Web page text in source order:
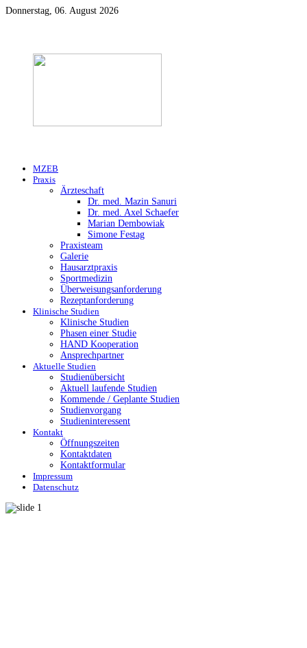
Donnerstag, 06. August 2026
MZEB
Praxis
Ärzteschaft
Dr. med. Mazin Sanuri
Dr. med. Axel Schaefer
Marian Dembowiak
Simone Festag
Praxisteam
Galerie
Hausarztpraxis
Sportmedizin
Überweisungsanforderung
Rezeptanforderung
Klinische Studien
Klinische Studien
Phasen einer Studie
HAND Kooperation
Ansprechpartner
Aktuelle Studien
Studienübersicht
Aktuell laufende Studien
Kommende / Geplante Studien
Studienvorgang
Studieninteressent
Kontakt
Öffnungszeiten
Kontaktdaten
Kontaktformular
Impressum
Datenschutz